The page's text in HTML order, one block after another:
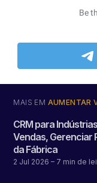
MAIS EM AUMENTAR
CRM para
Vendas, Gerenciar
da Fábrica
2 Jul 2026 – 7 min de